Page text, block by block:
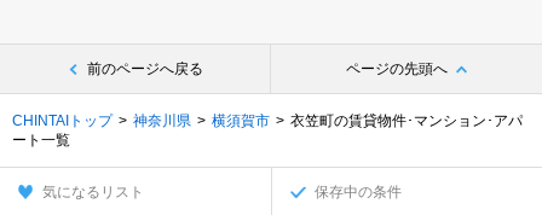
前のページへ戻る ページの先頭へ
CHINTAIトップ 神奈川県 横須賀市
衣笠町の賃貸物件･マンション･アパ
ート一覧
気になるリスト 保存中の条件